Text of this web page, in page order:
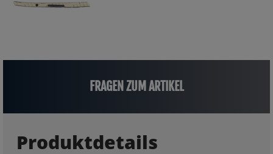
FRAGEN ZUM ARTIKEL
Produktdetails